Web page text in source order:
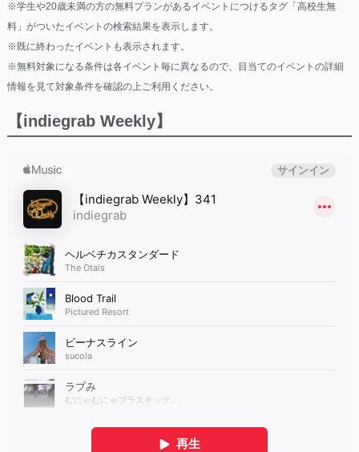
※学生や20歳未満の方の無料プランがあるイベントにつけるタグ「高校生無
料」がついたイベントの検索結果を表示します。
※既に終わったイベントも表示されます。
※無料対象になる条件は各イベント毎に異なるので、目当てのイベントの詳細
情報を見て対象条件を確認の上ご利用ください。
【indiegrab Weekly】